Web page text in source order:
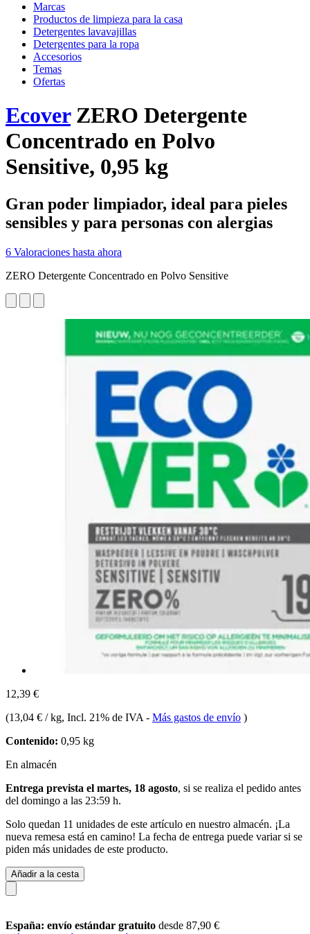
Marcas
Productos de limpieza para la casa
Detergentes lavavajillas
Detergentes para la ropa
Accesorios
Temas
Ofertas
EcoverZERO Detergente
Concentrado en Polvo
Sensitive, 0,95 kg
Gran poder limpiador, ideal para pieles
sensibles y para personas con alergias
6 Valoraciones hasta ahora
ZERO Detergente Concentrado en Polvo Sensitive
12,39 €
(13,04 € / kg, Incl. 21% de IVA - Más gastos de envío )
Contenido: 0,95 kg
En almacén
Entrega prevista el martes, 18 agosto, si se realiza el pedido antes
del domingo a las 23:59 h.
Solo quedan 11 unidades de este artículo en nuestro almacén. ¡La
nueva remesa está en camino! La fecha de entrega puede variar si se
piden más unidades de este producto.
Añadir a la cesta
España: envío estándar gratuito desde 87,90 €